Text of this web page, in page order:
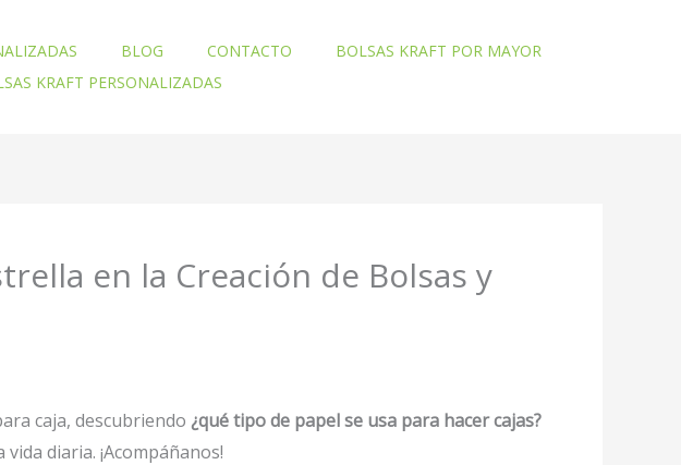
BLOG CONTACTO
BOLSAS KRAFT POR MAYOR
KRAFT PERSONALIZADAS
en la Creación de Bolsas y
caja, descubriendo ¿qué tipo de papel se usa para hacer cajas?
diaria. ¡Acompáñanos!